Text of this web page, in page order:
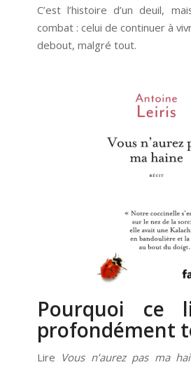
C’est l’histoire d’un deuil,
combat : celui de continuer à
debout, malgré tout.
Pourquoi ce
profondément
Lire Vous n’aurez pas ma